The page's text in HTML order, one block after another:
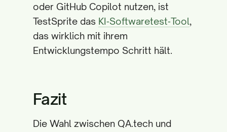
oder GitHub Copilot nutzen, ist
TestSprite das KI‑Softwaretest‑Tool,
das wirklich mit ihrem
Entwicklungstempo Schritt hält.
Fazit
Die Wahl zwischen QA.tech und